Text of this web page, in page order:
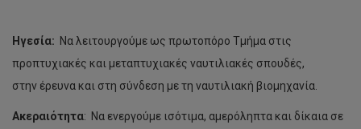
Πέτρος Βασιλόπουλος
Στέλιος Αλεξάνδρου
Φίλιππος Φιλής
Ηγεσία: Να λειτουργούμε ως πρωτοπόρο Τμήμα στις
προπτυχιακές και μεταπτυχιακές ναυτιλιακές σπουδές,
στην έρευνα και στη σύνδεση με τη ναυτιλιακή βιομηχανία.
Ακεραιότητα: Να ενεργούμε ισότιμα, αμερόληπτα και δίκαια σε